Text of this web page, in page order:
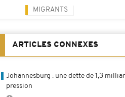
MIGRANTS
ARTICLES CONNEXES
Johannesburg : une dette de 1,3
pression